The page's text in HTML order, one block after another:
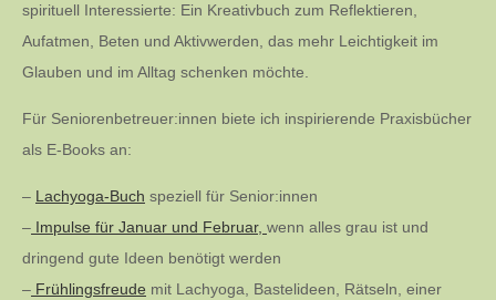
spirituell Interessierte: Ein Kreativbuch zum Reflektieren,
Aufatmen, Beten und Aktivwerden, das mehr Leichtigkeit im
Glauben und im Alltag schenken möchte.
Für Seniorenbetreuer:innen biete ich inspirierende Praxisbücher
als E-Books an:
– Lachyoga-Buch speziell für Senior:innen
– Impulse für Januar und Februar, wenn alles grau ist und
dringend gute Ideen benötigt werden
– Frühlingsfreude mit Lachyoga, Bastelideen, Rätseln, einer